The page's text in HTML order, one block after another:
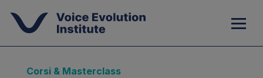
Corsi & Masterclass